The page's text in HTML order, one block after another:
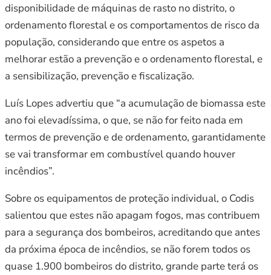
disponibilidade de máquinas de rasto no distrito, o
ordenamento florestal e os comportamentos de risco da
população, considerando que entre os aspetos a
melhorar estão a prevenção e o ordenamento florestal, e
a sensibilização, prevenção e fiscalização.
Luís Lopes advertiu que “a acumulação de biomassa este
ano foi elevadíssima, o que, se não for feito nada em
termos de prevenção e de ordenamento, garantidamente
se vai transformar em combustível quando houver
incêndios”.
Sobre os equipamentos de proteção individual, o Codis
salientou que estes não apagam fogos, mas contribuem
para a segurança dos bombeiros, acreditando que antes
da próxima época de incêndios, se não forem todos os
quase 1.900 bombeiros do distrito, grande parte terá os